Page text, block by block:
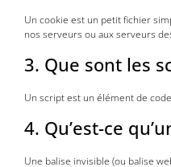
Un cookie est un petit fichier
nos serveurs ou aux serveurs
3. Que sont les
Un script est un élément de
4. Qu’est-ce
Une balise invisible (ou balise